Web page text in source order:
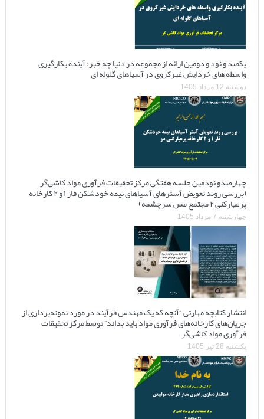
یکصد و نود و دومین ارائه از مجموعه در دنیا چه خبر: آینده بکارگیری
واسطه های خردایش غیرکروی در آسیاهای گلوله ای
دوشنبه 12 مرداد 1405
چهارصدو نودمین جلسه هفتگی مرکز تحقیقات فرآوری مواد کاشی‌گر
(بررسی روند تعویض آسترهای آسیاهای نیمه خودشکن فاز ۱ و ۲ کارخانه
پرعیارکنی ۲ مجتمع مس سرچشمه)
چهارشنبه 7 مرداد 1405
انتشار کتابچه مهارتی “آنچه که یک مهندس فرآیند در مورد نمونه‌برداری از
جریان‌های کارخانه‌های فرآوری مواد باید بداند” توسط مرکز تحقیقات
فرآوری مواد کاشی‌گر
یکشنبه 28 تیر 1405